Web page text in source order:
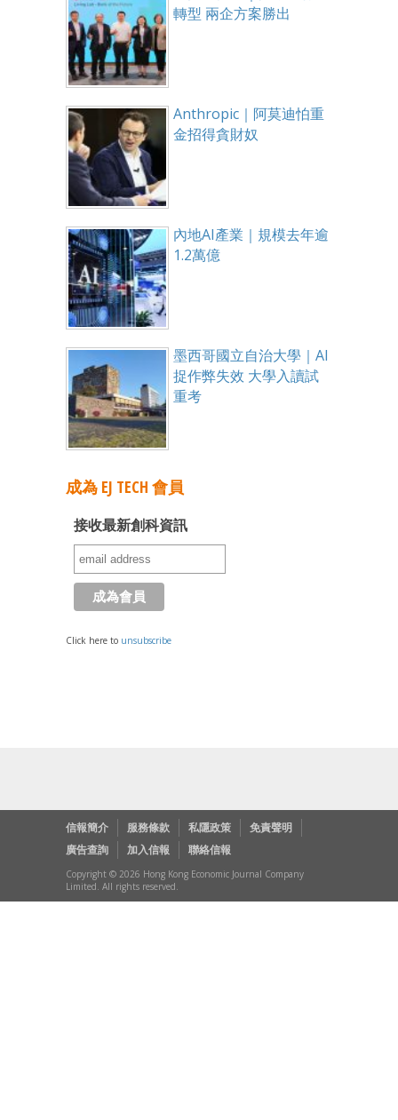
轉型 兩企方案勝出
Anthropic｜阿莫迪怕重
金招得貪財奴
內地AI產業｜規模去年逾
1.2萬億
墨西哥國立自治大學｜AI
捉作弊失效 大學入讀試
重考
成為 EJ TECH 會員
接收最新創科資訊
Click here to unsubscribe
信報簡介 服務條款 私隱政策
免責聲明
廣告查詢
加入信報 聯絡信報
Copyright © 2026 Hong Kong Economic Journal Company
Limited. All rights reserved.